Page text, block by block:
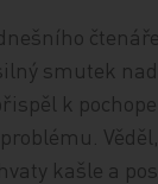
smutek
k
kašle a